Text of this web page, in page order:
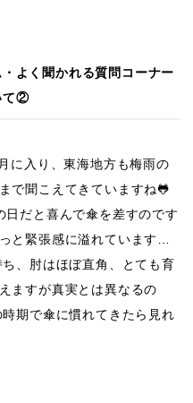
よく聞かれる質問コーナー
て②
に入り、東海地方も梅雨の
で聞こえてきていますね🐸
日だと喜んで傘を差すのです
と緊張感に溢れています…
、肘はほぼ直角、とても育
ますが真実とは異なるの
期で傘に慣れてきたら見れ